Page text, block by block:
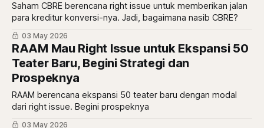
Saham CBRE berencana right issue untuk memberikan jalan
para kreditur konversi-nya. Jadi, bagaimana nasib CBRE?
03 May 2026
RAAM Mau Right Issue untuk Ekspansi 50
Teater Baru, Begini Strategi dan
Prospeknya
RAAM berencana ekspansi 50 teater baru dengan modal
dari right issue. Begini prospeknya
03 May 2026